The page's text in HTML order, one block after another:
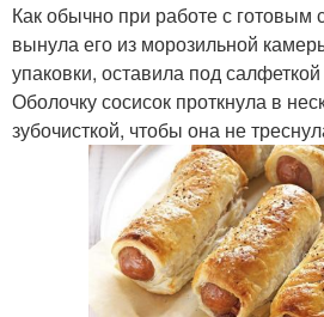
Как обычно при работе с готовым
вынула его из морозильной
упаковки, оставила под
Оболочку сосисок проткнула в
зубочисткой, чтобы она не